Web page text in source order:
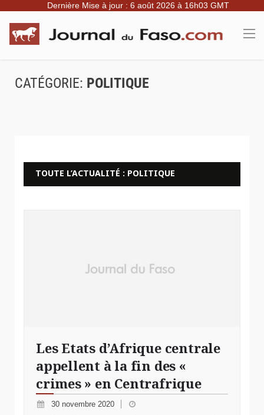
Dernière Mise à jour : 6 août 2026 à 16h03 GMT
CATÉGORIE: POLITIQUE
TOUTE L’ACTUALITÉ : POLITIQUE
Les Etats d’Afrique centrale
appellent à la fin des «
crimes » en Centrafrique
30 novembre 2020